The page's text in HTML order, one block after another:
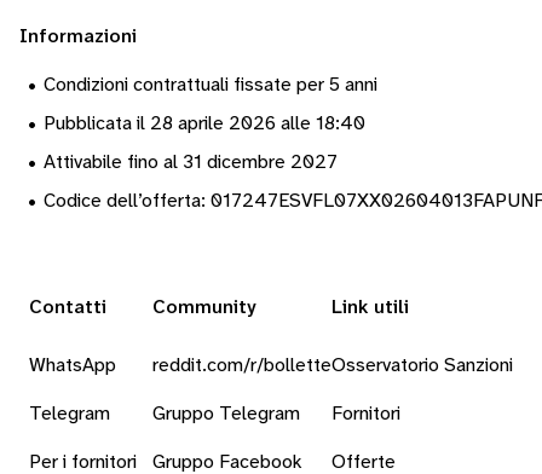
Informazioni
• Condizioni contrattuali fissate per 5 anni
• Pubblicata il 28 aprile 2026 alle 18:40
• Attivabile fino al 31 dicembre 2027
• Codice dell’offerta:
Contatti
WhatsApp
Telegram
Per i fornitori
Community
reddit.com/r/bollette
Gruppo Telegram
Gruppo Facebook
Link utili
Osservatorio Sanzioni
Fornitori
Offerte